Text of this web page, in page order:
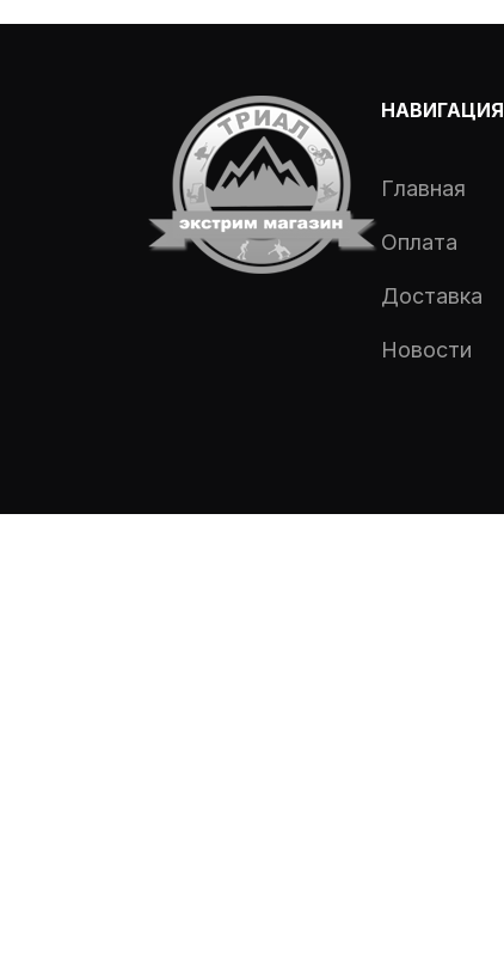
НАВИГАЦИЯ
Главная
Оплата
Доставка
Новости